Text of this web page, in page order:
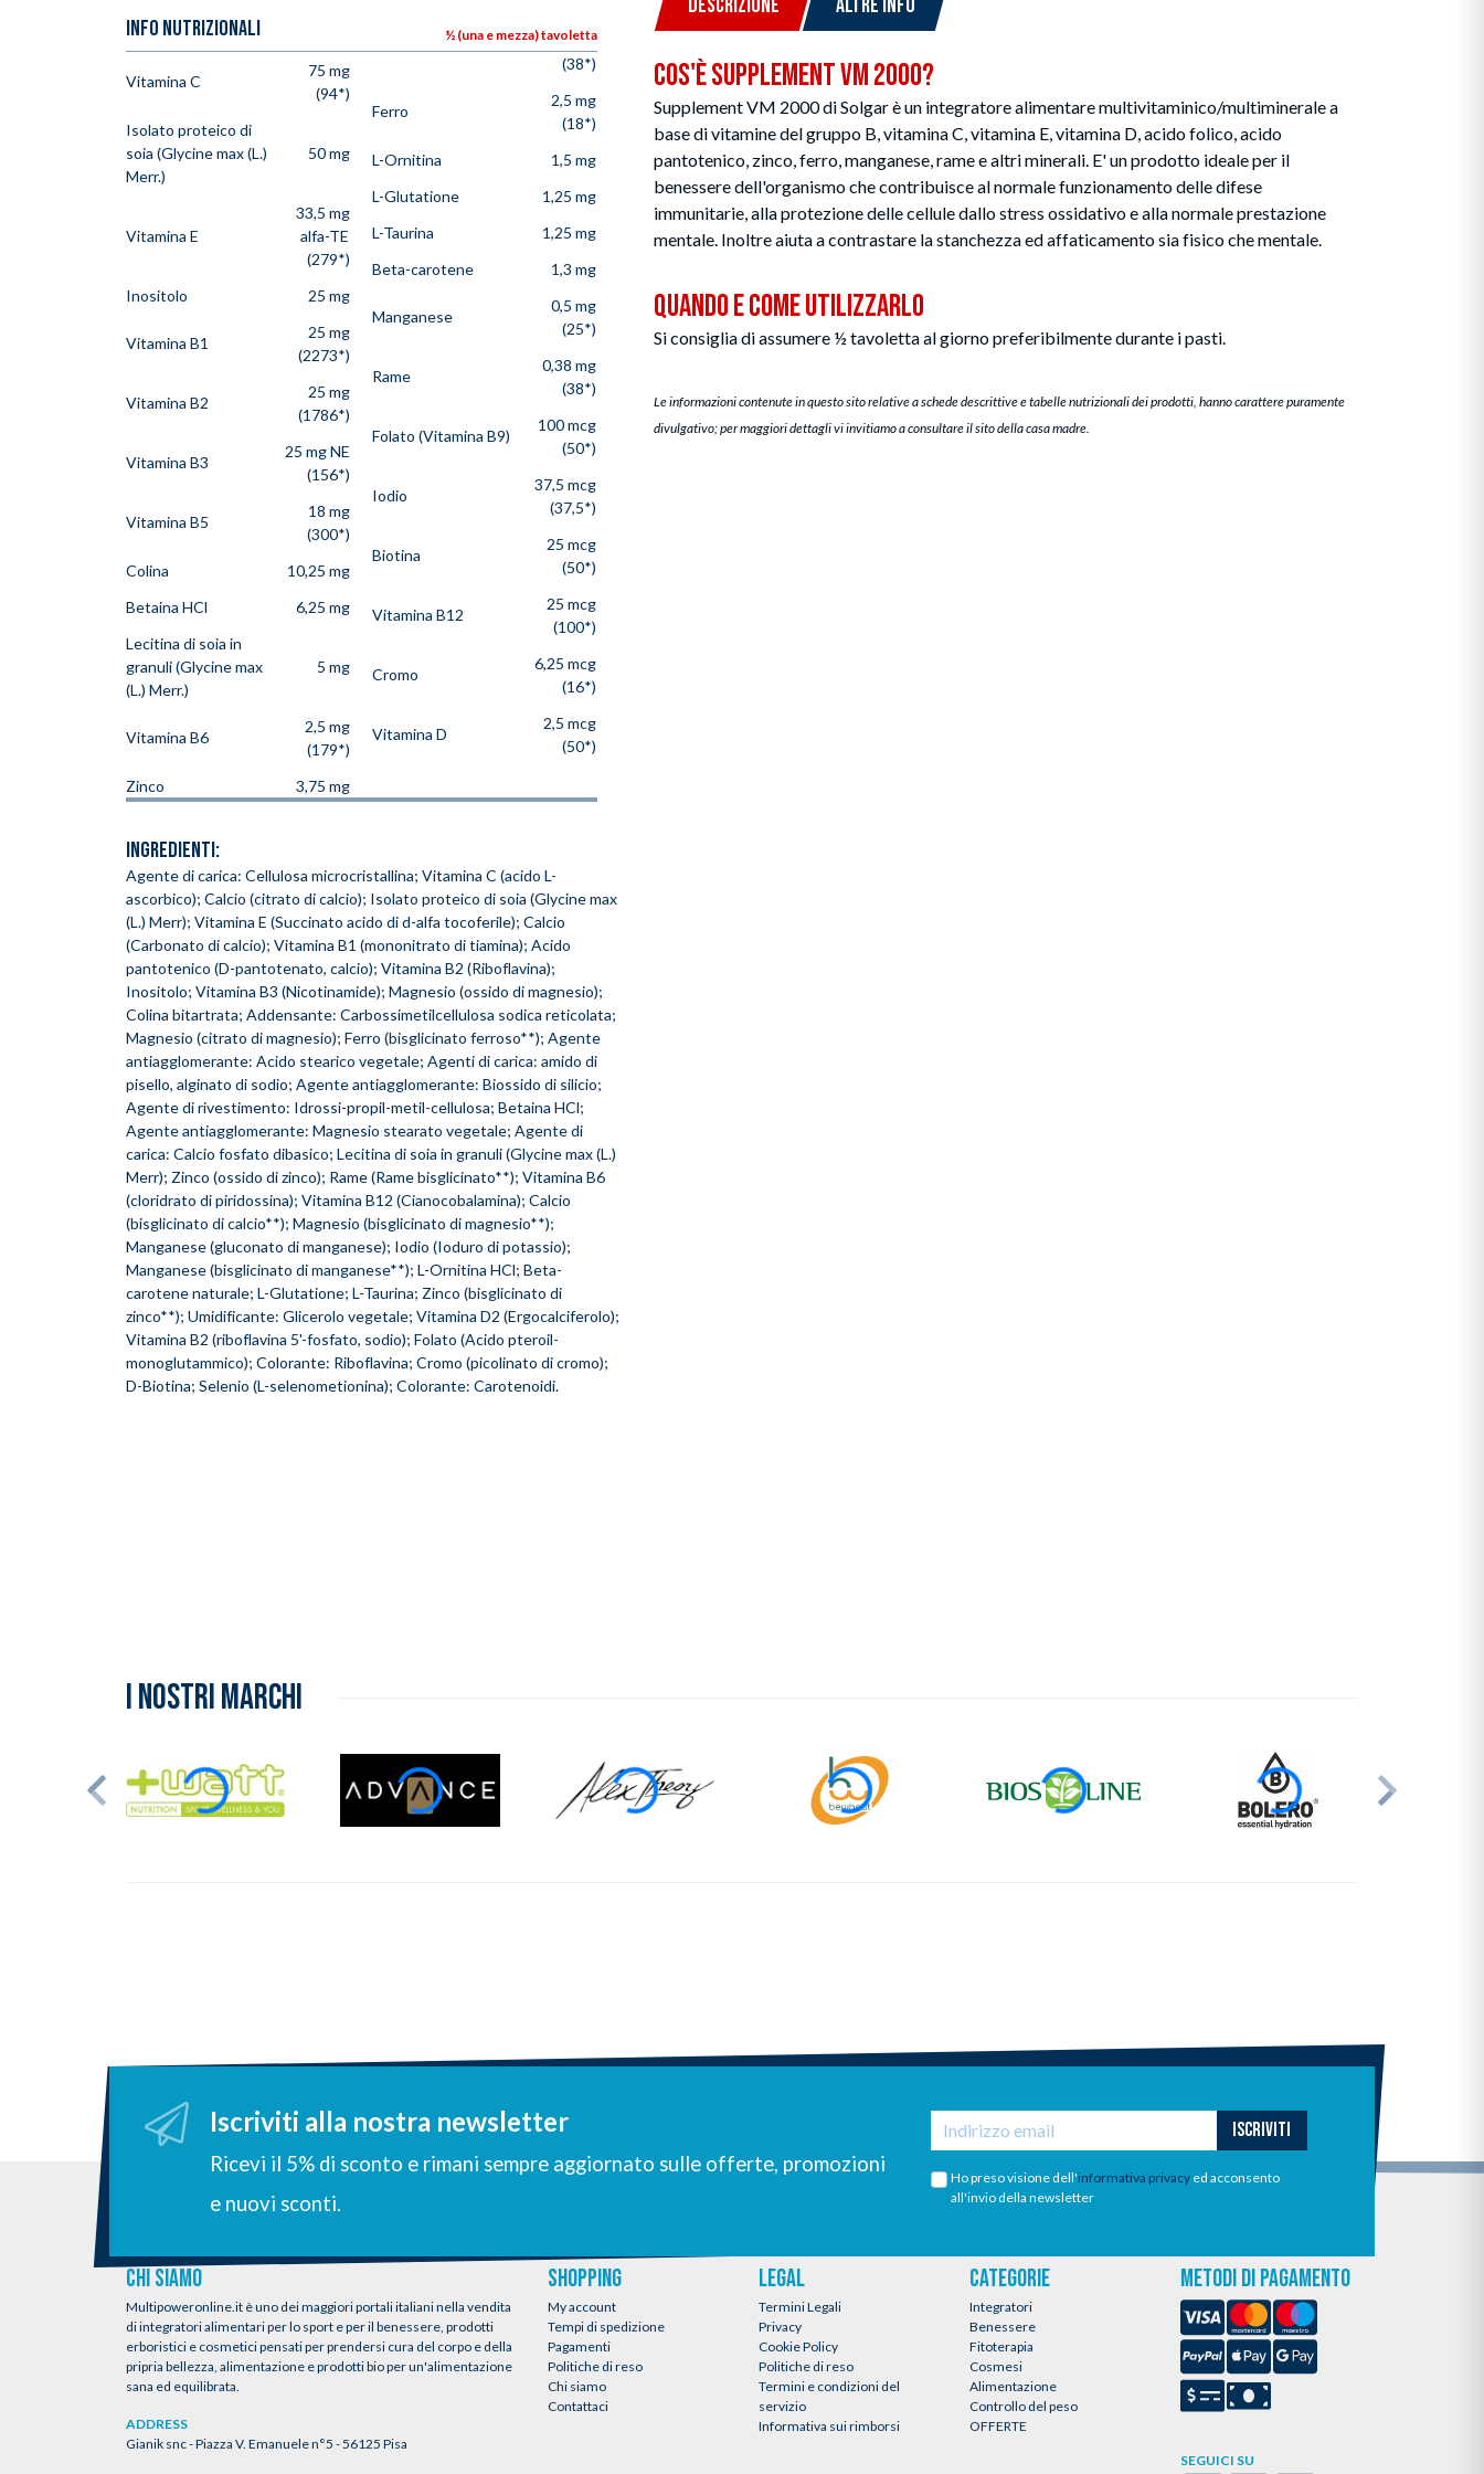
INFO NUTRIZIONALI ½ (una e mezza) tavoletta
Vitamina C
75 mg
(94*)
Isolato proteico di
soia (Glycine max (L.)
Merr.)
50 mg
Vitamina E
33,5 mg
alfa-TE
(279*)
Inositolo
25 mg
Vitamina B1
25 mg
(2273*)
Vitamina B2
25 mg
(1786*)
Vitamina B3
25 mg NE
(156*)
Vitamina B5
18 mg
(300*)
Colina
10,25 mg
Betaina HCl
6,25 mg
Lecitina di soia in
granuli (Glycine max
(L.) Merr.)
5 mg
Vitamina B6
2,5 mg
(179*)
Zinco
3,75 mg
(38*)
Ferro
2,5 mg
(18*)
L-Ornitina
1,5 mg
L-Glutatione
1,25 mg
L-Taurina
1,25 mg
Beta-carotene
1,3 mg
Manganese
0,5 mg
(25*)
Rame
0,38 mg
(38*)
Folato (Vitamina B9)
100 mcg
(50*)
Iodio
37,5 mcg
(37,5*)
Biotina
25 mcg
(50*)
Vitamina B12
25 mcg
(100*)
Cromo
6,25 mcg
(16*)
Vitamina D
2,5 mcg
(50*)
INGREDIENTI:
Agente di carica: Cellulosa microcristallina; Vitamina C (acido L-
ascorbico); Calcio (citrato di calcio); Isolato proteico di soia (Glycine max
(L.) Merr); Vitamina E (Succinato acido di d-alfa tocoferile); Calcio
(Carbonato di calcio); Vitamina B1 (mononitrato di tiamina); Acido
pantotenico (D-pantotenato, calcio); Vitamina B2 (Riboflavina);
Inositolo; Vitamina B3 (Nicotinamide); Magnesio (ossido di magnesio);
Colina bitartrata; Addensante: Carbossimetilcellulosa sodica reticolata;
Magnesio (citrato di magnesio); Ferro (bisglicinato ferroso**); Agente
antiagglomerante: Acido stearico vegetale; Agenti di carica: amido di
pisello, alginato di sodio; Agente antiagglomerante: Biossido di silicio;
Agente di rivestimento: Idrossi-propil-metil-cellulosa; Betaina HCl;
Agente antiagglomerante: Magnesio stearato vegetale; Agente di
carica: Calcio fosfato dibasico; Lecitina di soia in granuli (Glycine max (L.)
Merr); Zinco (ossido di zinco); Rame (Rame bisglicinato**); Vitamina B6
(cloridrato di piridossina); Vitamina B12 (Cianocobalamina); Calcio
(bisglicinato di calcio**); Magnesio (bisglicinato di magnesio**);
Manganese (gluconato di manganese); Iodio (Ioduro di potassio);
Manganese (bisglicinato di manganese**); L-Ornitina HCl; Beta-
carotene naturale; L-Glutatione; L-Taurina; Zinco (bisglicinato di
zinco**); Umidificante: Glicerolo vegetale; Vitamina D2 (Ergocalciferolo);
Vitamina B2 (riboflavina 5'-fosfato, sodio); Folato (Acido pteroil-
monoglutammico); Colorante: Riboflavina; Cromo (picolinato di cromo);
D-Biotina; Selenio (L-selenometionina); Colorante: Carotenoidi.
DESCRIZIONE ALTRE INFO
Cos'è Supplement VM 2000?
Supplement VM 2000 di Solgar è un integratore alimentare multivitaminico/multiminerale a
base di vitamine del gruppo B, vitamina C, vitamina E, vitamina D, acido folico, acido
pantotenico, zinco, ferro, manganese, rame e altri minerali. E' un prodotto ideale per il
benessere dell'organismo che contribuisce al normale funzionamento delle difese
immunitarie, alla protezione delle cellule dallo stress ossidativo e alla normale prestazione
mentale. Inoltre aiuta a contrastare la stanchezza ed affaticamento sia fisico che mentale.
Quando e Come Utilizzarlo
Si consiglia di assumere ½ tavoletta al giorno preferibilmente durante i pasti.
Le informazioni contenute in questo sito relative a schede descrittive e tabelle nutrizionali dei prodotti, hanno carattere puramente
divulgativo; per maggiori dettagli vi invitiamo a consultare il sito della casa madre.
I NOSTRI MARCHI
Iscriviti alla nostra newsletter
Ricevi il 5% di sconto e rimani sempre aggiornato sulle offerte, promozioni
e nuovi sconti.
ISCRIVITI
Ho preso visione dell'informativa privacyed acconsento
all'invio della newsletter
CHI SIAMO
Multipoweronline.it è uno dei maggiori portali italiani nella vendita
di integratori alimentari per lo sport e per il benessere, prodotti
erboristici e cosmetici pensati per prendersi cura del corpo e della
pripria bellezza, alimentazione e prodotti bio per un'alimentazione
sana ed equilibrata.
ADDRESS
Gianik snc - Piazza V. Emanuele n°5 - 56125 Pisa
SHOPPING
My account
Tempi di spedizione
Pagamenti
Politiche di reso
Chi siamo
Contattaci
LEGAL
Termini Legali
Privacy
Cookie Policy
Politiche di reso
Termini e condizioni del
servizio
Informativa sui rimborsi
CATEGORIE
Integratori
Benessere
Fitoterapia
Cosmesi
Alimentazione
Controllo del peso
OFFERTE
METODI DI PAGAMENTO
SEGUICI SU